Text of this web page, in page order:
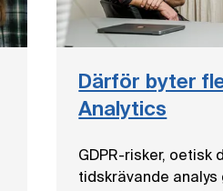
Därför byter
Analytics
GDPR-risker, oetisk
tidskrävande analys